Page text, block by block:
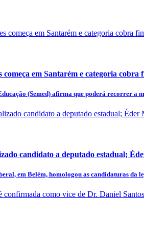
começa em Santarém e categoria cobra
(Semed) afirma que poderá recorrer a
candidato a deputado estadual;
em Belém, homologou as candidaturas da